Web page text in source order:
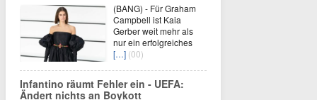
(BANG) - Für Graham
Campbell ist Kaia
Gerber weit mehr als
nur ein erfolgreiches
[…] (00)
Infantino räumt Fehler ein - UEFA:
Ändert nichts an Boykott